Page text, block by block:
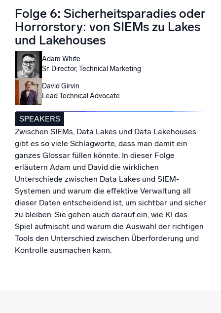
Unterstützt durch KI/ML
Proprietäre Algorithmen, maschinelles Lernen und generative KI
Intelligente Sicherheitsoperationen
SIEM
Bedrohungen schneller erkennen und intelligenter
reagieren
Protokolle für Sicherheit
Cloud-Sicherheit durch umfassende Protokolleinsicht
freischalten
Intelligente Cloud-Abläufe
Protokollanalyse
Erkennen und beheben mit umfassender Transparenz
Leistungsstarke Integrationen
Folge 6: Sicherheitsparadies oder
Horrorstory: von SIEMs zu Lakes
und Lakehouses
Adam White
Sr. Director, Technical Marketing
David Girvin
Lead Technical Advocate
SPEAKERS
Zwischen SIEMs, Data Lakes und Data Lakehouses
gibt es so viele Schlagworte, dass man damit ein
ganzes Glossar füllen könnte. In dieser Folge
erläutern Adam und David die wirklichen
Unterschiede zwischen Data Lakes und SIEM-
Systemen und warum die effektive Verwaltung all
dieser Daten entscheidend ist, um sichtbar und sicher
zu bleiben. Sie gehen auch darauf ein, wie KI das
Spiel aufmischt und warum die Auswahl der richtigen
Tools den Unterschied zwischen Überforderung und
Kontrolle ausmachen kann.